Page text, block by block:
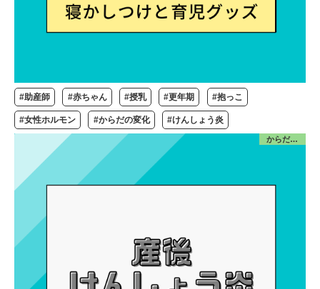
#助産師 #赤ちゃん #授乳 #更年期 #抱っこ
#女性ホルモン #からだの変化 #けんしょう炎
からだ／産前産後